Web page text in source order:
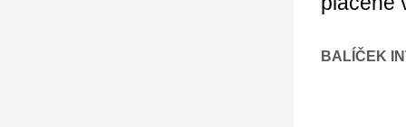
BALÍČEK